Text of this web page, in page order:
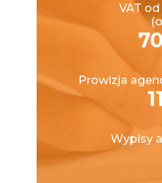
VAT
Prowizja
Wypisy